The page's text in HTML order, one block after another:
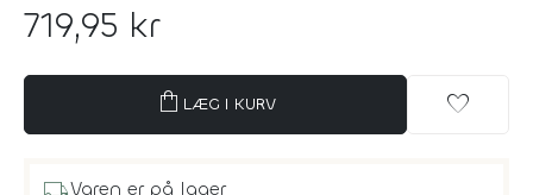
719,95 kr
shopping_bag LÆG I KURV favorite
Varen er på lager